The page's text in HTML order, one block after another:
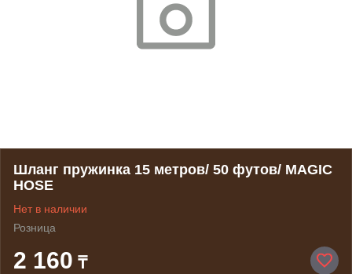
Шланг пружинка 15 метров/ 50 футов/ MAGIC
HOSE
Нет в наличии
Розница
2 160 ₸